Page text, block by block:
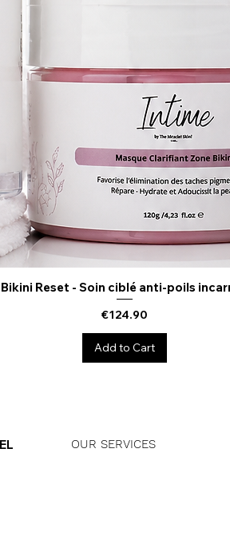
Quick View
Bikini Reset - Soin ciblé anti-poils
Price
€124.90
Add to Cart
OUR SERVICES